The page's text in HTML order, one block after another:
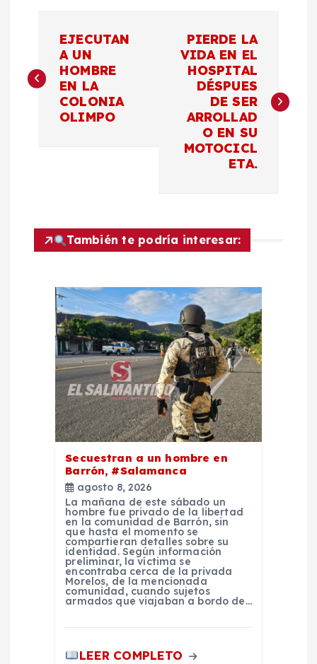
a
v
c
EJECUTAN
A UN
HOMBRE
EN LA
COLONIA
OLIMPO
PIERDE LA
VIDA EN EL
HOSPITAL
DÉSPUES
DE SER
ARROLLAD
O EN SU
MOTOCICL
ETA.
También te podría interesar:
Secuestran a un hombre en
Barrón, #Salamanca
agosto 8, 2026
La mañana de este sábado un
hombre fue privado de la libertad
en la comunidad de Barrón, sin
que hasta el momento se
compartieran detalles sobre su
identidad. Según información
preliminar, la víctima se
encontraba cerca de la privada
Morelos, de la mencionada
comunidad, cuando sujetos
armados que viajaban a bordo de…
LEER COMPLETO